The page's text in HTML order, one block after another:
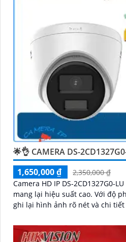
chất lượng hình ảnh
Nếu quý vị quan tâm đến
chuyên nghiệp cho dự án
trợ và tư vấn cho quý vị.
🌟👌 CAMERA DS-
1,650,000 ₫
2,350,000 ₫
Camera HD IP DS-2CD1327G0-
mang lại hiệu suất cao. Với độ phân giải cao, camera này cho phép bạn
ghi lại hình ảnh rõ nét và chi tiết